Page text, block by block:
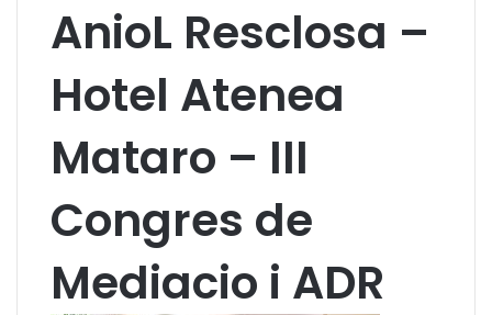
AnioL Resclosa –
Hotel Atenea
Mataro – III
Congres de
Mediacio i ADR